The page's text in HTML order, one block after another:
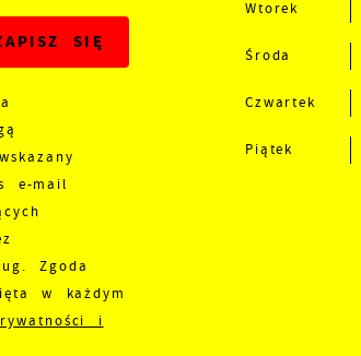
e-mail
Zgoda
w każdym
i
Wtorek
Środa
Czwartek
Piątek